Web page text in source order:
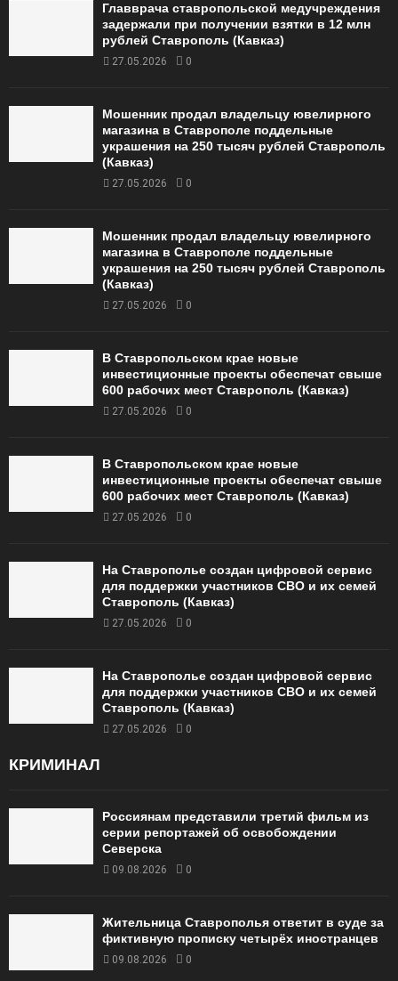
Главврача ставропольской медучреждения
задержали при получении взятки в 12 млн
рублей Ставрополь (Кавказ)
27.05.2026 0
Мошенник продал владельцу ювелирного
магазина в Ставрополе поддельные
украшения на 250 тысяч рублей Ставрополь
(Кавказ)
27.05.2026 0
Мошенник продал владельцу ювелирного
магазина в Ставрополе поддельные
украшения на 250 тысяч рублей Ставрополь
(Кавказ)
27.05.2026 0
В Ставропольском крае новые
инвестиционные проекты обеспечат свыше
600 рабочих мест Ставрополь (Кавказ)
27.05.2026 0
В Ставропольском крае новые
инвестиционные проекты обеспечат свыше
600 рабочих мест Ставрополь (Кавказ)
27.05.2026 0
На Ставрополье создан цифровой сервис
для поддержки участников СВО и их семей
Ставрополь (Кавказ)
27.05.2026 0
На Ставрополье создан цифровой сервис
для поддержки участников СВО и их семей
Ставрополь (Кавказ)
27.05.2026 0
КРИМИНАЛ
Россиянам представили третий фильм из
серии репортажей об освобождении
Северска
09.08.2026 0
Жительница Ставрополья ответит в суде за
фиктивную прописку четырёх иностранцев
09.08.2026 0